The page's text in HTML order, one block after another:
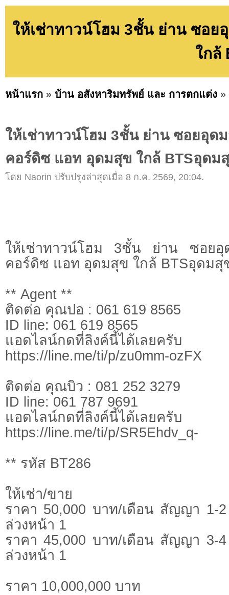
ให้เช่าทาวน์โฮม 3ชั้น ย่าน ซอย
ใกล้
หน้าแรก » บ้าน อสังหาริมทรัพย์ และ การตกแต่ง »
ให้เช่าทาวน์โฮม 3ชั้น ย่าน ซอยอุด
คอร์ดิซ แอท อุดมสุข ใกล้ BTSอุดม
โดย Naorin ปรับปรุงล่าสุดเมื่อ 8 ก.ค. 2569, 20:04.
ให้เช่าทาวน์โฮม 3ชั้น ย่าน ซอยอุ
คอร์ดิซ แอท อุดมสุข ใกล้ BTSอุดมสุ
** Agent **
ติดต่อ คุณปอ : 061 619 8565
ID line: 061 619 8565
แอดไลน์กดที่ลิงค์นี้ไ
https://line.me/ti/p/zu0mm-ozFX
ติดต่อ คุณบิว : 081 252 3279
ID line: 061 787 9691
แอดไลน์กดที่ลิงค์นี้ไ
https://line.me/ti/p/SR5Ehdv_q-
** รหัส BT286
ให้เช่า/ขาย
ราคา 50,000 บาท/เดือน สัญญา 1-
ล่วงหน้า 1
ราคา 45,000 บาท/เดือน สัญญา 3-
ล่วงหน้า 1
ราคา 10,000,000 บาท